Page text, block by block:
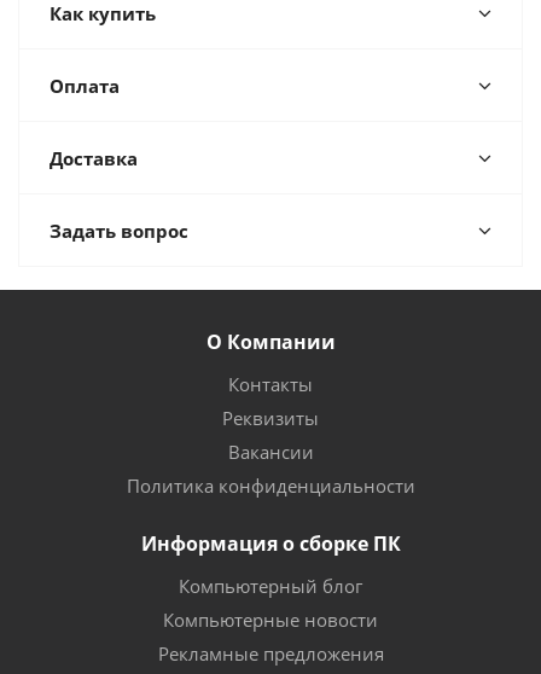
Как купить
Оплата
Доставка
Задать вопрос
О Компании
Контакты
Реквизиты
Вакансии
Политика конфиденциальности
Информация о сборке ПК
Компьютерный блог
Компьютерные новости
Рекламные предложения